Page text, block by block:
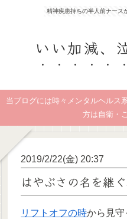
精神疾患持ちの半人前ナース
いい加減、
当ブログには時々メンタルヘルス
方は自衛・
2019/2/22(金) 20:37
はやぶさの名を継
リフトオフの時から見守